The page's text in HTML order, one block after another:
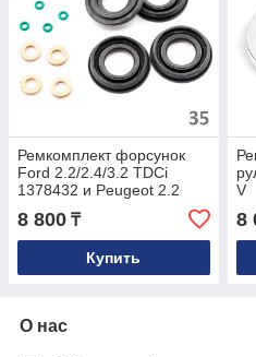
Ремкомплект форсунок
Ford 2.2/2.4/3.2 TDCi
1378432 и Peugeot 2.2
HDI 1980J7
8 800 ₸
Купить
V
8
О нас